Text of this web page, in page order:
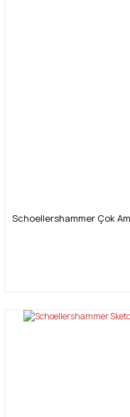
Schoellershammer Çok